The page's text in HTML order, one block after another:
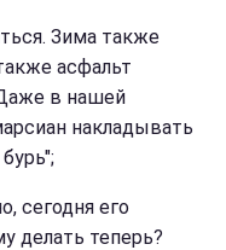
Зима также
асфальт
в нашей
накладывать
сегодня его
делать теперь?